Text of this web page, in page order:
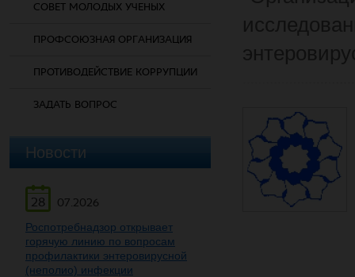
СОВЕТ МОЛОДЫХ УЧЕНЫХ
ПРОФСОЮЗНАЯ ОРГАНИЗАЦИЯ
ПРОТИВОДЕЙСТВИЕ КОРРУПЦИИ
ЗАДАТЬ ВОПРОС
Новости
28
07.2026
Роспотребнадзор открывает
горячую линию по вопросам
профилактики энтеровирусной
(неполио) инфекции